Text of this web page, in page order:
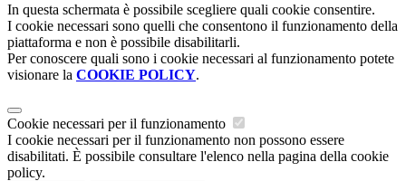
In questa schermata è possibile scegliere quali cookie consentire.
I cookie necessari sono quelli che consentono il funzionamento della
piattaforma e non è possibile disabilitarli.
Per conoscere quali sono i cookie necessari al funzionamento potete
visionare la COOKIE POLICY.
Cookie necessari per il funzionamento
I cookie necessari per il funzionamento non possono essere
disabilitati. È possibile consultare l'elenco nella pagina della cookie
policy.